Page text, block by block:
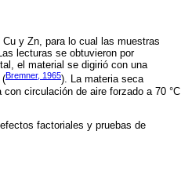
y Zn, para lo cual las muestras
lecturas se obtuvieron por
el material se digirió con una
(Bremner, 1965). La materia seca
circulación de aire forzado a 70 °C
factoriales y pruebas de